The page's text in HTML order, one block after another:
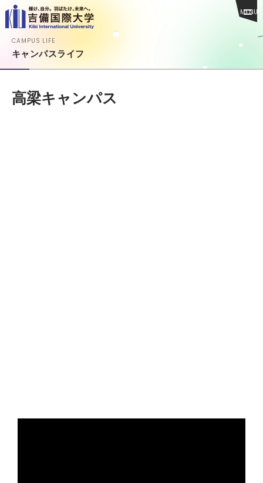
MENU
CAMPUS LIFE
キャンパスライフ
高梁キャンパス